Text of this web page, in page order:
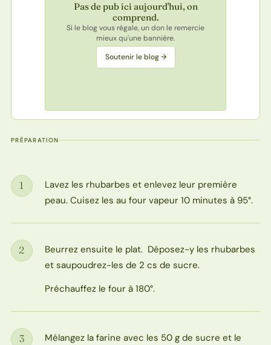
Pas de pub ici aujourd'hui, on
comprend.
Si le blog vous régale, un don le remercie
mieux qu'une bannière.
Soutenir le blog →
PRÉPARATION
Étape
1
Lavez les rhubarbes et enlevez leur première
peau. Cuisez les au four vapeur 10 minutes à 95°.
Étape
2
Beurrez ensuite le plat. Déposez-y les rhubarbes
et saupoudrez-les de 2 cs de sucre.
Préchauffez le four à 180°.
3
Mélangez la farine avec les 50 g de sucre et le